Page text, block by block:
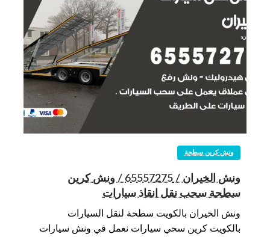
ونش كرين سطحة
ونش الخيران / 65557275 / ونش كرين
سطحة سحب نقل انقاذ سيارات
ونش الخيران بالكويت سطحة لنقل السيارات
بالكويت كرين سحي سيارات نعمل في ونش سيارات